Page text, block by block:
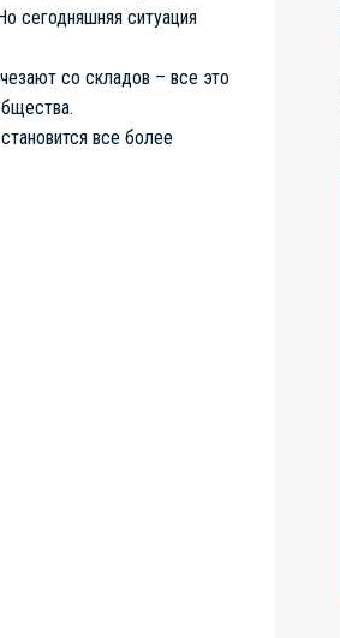
сегодняшняя ситуация
со складов – все это
все более